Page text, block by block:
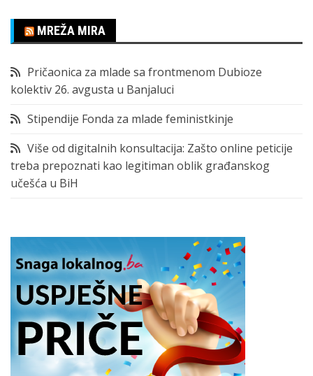
MREŽA MIRA
Pričaonica za mlade sa frontmenom Dubioze
kolektiv 26. avgusta u Banjaluci
Stipendije Fonda za mlade feministkinje
Više od digitalnih konsultacija: Zašto online peticije
treba prepoznati kao legitiman oblik građanskog
učešća u BiH